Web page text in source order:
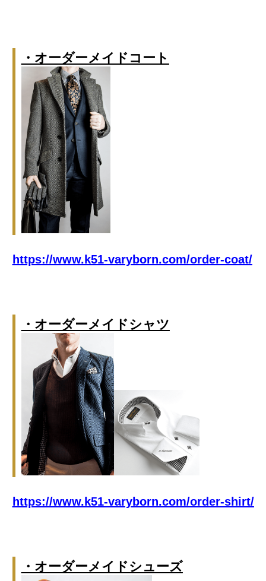
・オーダーメイドコート
https://www.k51-varyborn.com/order-coat/
・オーダーメイドシャツ
https://www.k51-varyborn.com/order-shirt/
・オーダーメイドシューズ